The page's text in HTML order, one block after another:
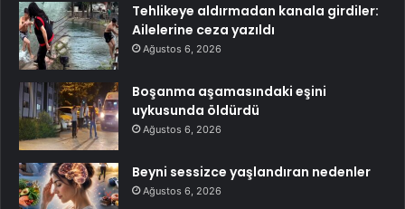
Tehlikeye aldırmadan kanala girdiler:
Ailelerine ceza yazıldı
Ağustos 6, 2026
Boşanma aşamasındaki eşini
uykusunda öldürdü
Ağustos 6, 2026
Beyni sessizce yaşlandıran nedenler
Ağustos 6, 2026